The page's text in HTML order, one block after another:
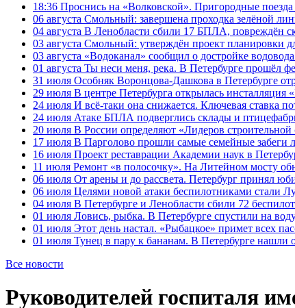
18:36 Проснись на «Волковской». Пригородные поезда
06 августа Смольный: завершена проходка зелёной
04 августа В Ленобласти сбили 17 БПЛА, повреждён
03 августа Смольный: утверждён проект планировки
03 августа «Водоканал» сообщил о достройке
01 августа Ты неси меня, река. В Петербурге прошёл
31 июля Особняк Воронцова-Дашкова в Петербурге
29 июля В центре Петербурга открылась инсталляция
24 июля И всё-таки она снижается. Ключевая ставка
24 июля Атаке БПЛА подверглись склады и
20 июля В России определяют «Лидеров строительной
17 июля В Парголово прошли самые семейные забеги
16 июля Проект реставрации Академии наук в
11 июля Ремонт «в полосочку». На Литейном мосту
06 июля От арены и до рассвета. Петербург принял
06 июля Целями новой атаки беспилотниками стали
04 июля В Петербурге и Ленобласти сбили 72
01 июля Ловись, рыбка. В Петербурге спустили на
01 июля Этот день настал. «Рыбацкое» примет всех
01 июля Тунец в пару к бананам. В Петербурге
Все новости
Руководителей госпиталя